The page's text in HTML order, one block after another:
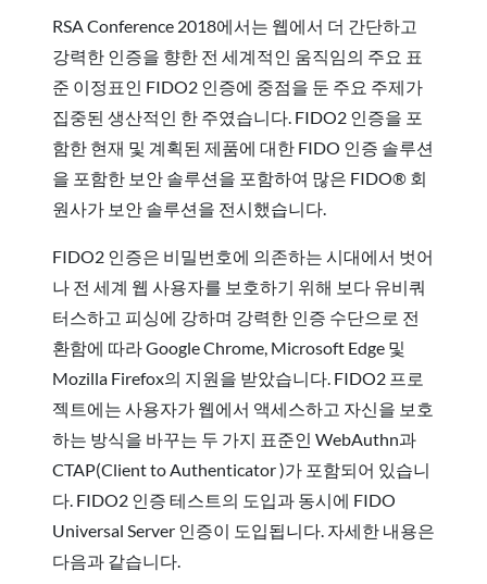
RSA Conference 2018에서는 웹에서 더 간단하고
강력한 인증을 향한 전 세계적인 움직임의 주요 표
준 이정표인 FIDO2 인증에 중점을 둔 주요 주제가
집중된 생산적인 한 주였습니다. FIDO2 인증을 포
함한 현재 및 계획된 제품에 대한 FIDO 인증 솔루션
을 포함한 보안 솔루션을 포함하여 많은 FIDO® 회
원사가 보안 솔루션을 전시했습니다.
FIDO2 인증은 비밀번호에 의존하는 시대에서 벗어
나 전 세계 웹 사용자를 보호하기 위해 보다 유비쿼
터스하고 피싱에 강하며 강력한 인증 수단으로 전
환함에 따라 Google Chrome, Microsoft Edge 및
Mozilla Firefox의 지원을 받았습니다. FIDO2 프로
젝트에는 사용자가 웹에서 액세스하고 자신을 보호
하는 방식을 바꾸는 두 가지 표준인 WebAuthn과
CTAP(Client to Authenticator )가 포함되어 있습니
다. FIDO2 인증 테스트의 도입과 동시에 FIDO
Universal Server 인증이 도입됩니다. 자세한 내용은
다음과 같습니다.